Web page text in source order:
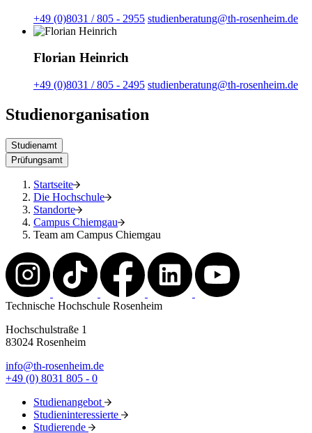
+49 (0)8031 / 805 - 2955 studienberatung@th-rosenheim.de
Florian Heinrich
+49 (0)8031 / 805 - 2495 studienberatung@th-rosenheim.de
Studienorganisation
Studienamt
Prüfungsamt
Startseite
Die Hochschule
Standorte
Campus Chiemgau
Team am Campus Chiemgau
Technische Hochschule Rosenheim
Hochschulstraße 1
83024 Rosenheim
info@th-rosenheim.de
+49 (0) 8031 805 - 0
Studienangebot
Studieninteressierte
Studierende